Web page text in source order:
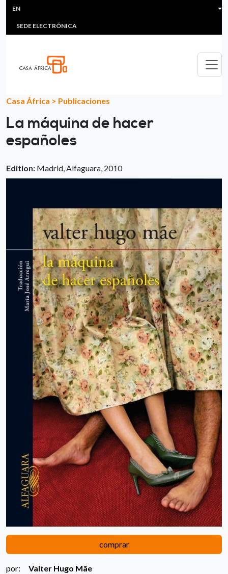
Skip to main content
HEADER MENU
MULTIMEDIA
SEDE ELECTRÓNICA
EN
Casa África > Publicaciones
La máquina de hacer
españoles
Edition: Madrid, Alfaguara, 2010
comprar
por: Valter Hugo Mãe